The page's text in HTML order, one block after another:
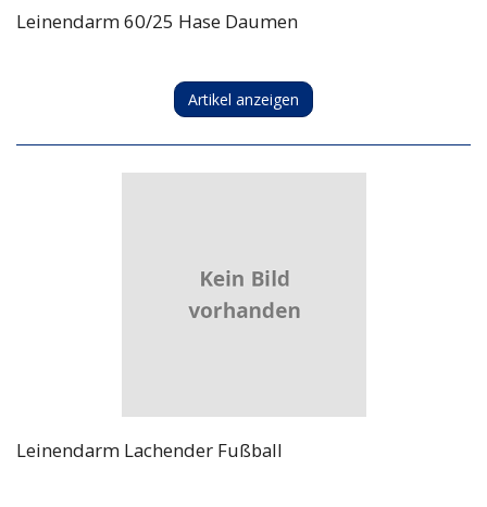
Leinendarm 60/25 Hase Daumen
Artikel anzeigen
Leinendarm Lachender Fußball